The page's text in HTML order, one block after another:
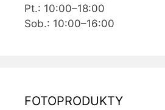
Pt.: 10:00–18:00
Sob.: 10:00–16:00
FOTOPRODUKTY